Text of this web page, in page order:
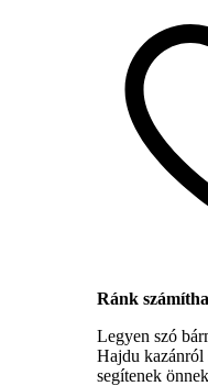
Ránk
Legyen szó
Hajdu kazánról
segítenek